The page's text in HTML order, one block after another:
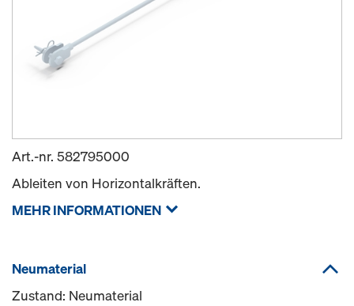
Art.-nr. 582795000
Ableiten von Horizontalkräften.
MEHR INFORMATIONEN
Neumaterial
Zustand: Neumaterial